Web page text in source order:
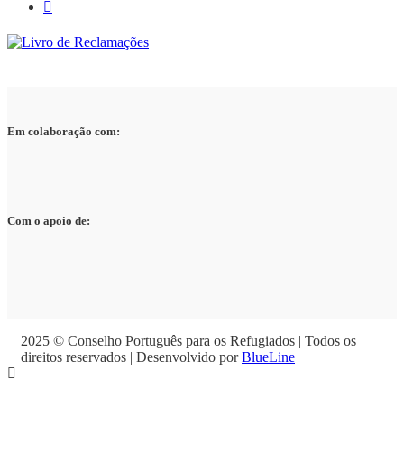
Em colaboração com:
Com o apoio de:
2025 © Conselho Português para os Refugiados | Todos os
direitos reservados | Desenvolvido porBlueLine